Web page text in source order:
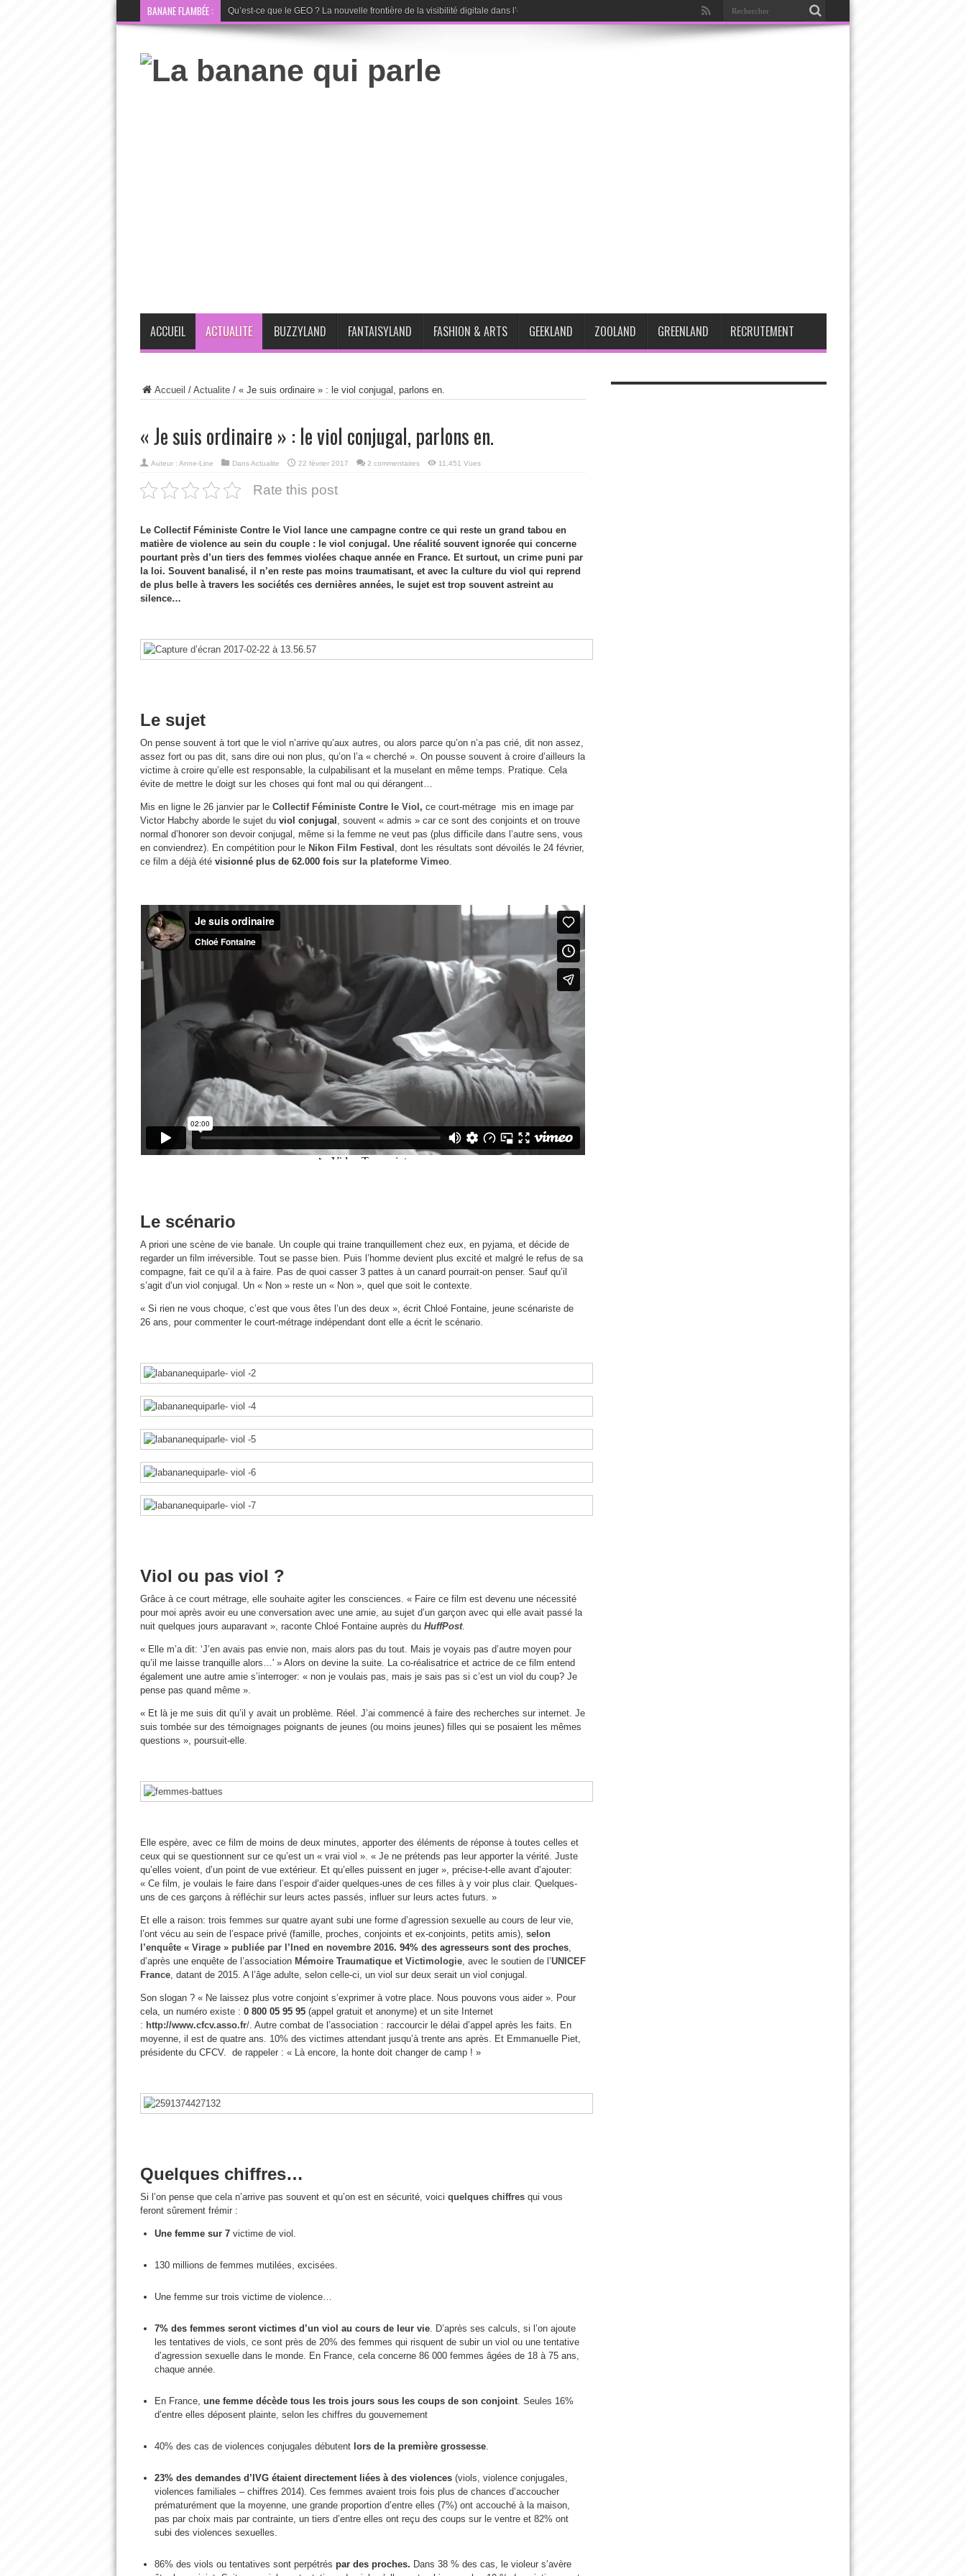
BANANE FLAMBÉE : Qu’est-ce que le GEO ? La nouvelle frontière de la visibilité digitale dans l’ère de l’intelligence artificielle
ACCUEIL ACTUALITE BUZZYLAND FANTAISYLAND FASHION & ARTS GEEKLAND ZOOLAND GREENLAND RECRUTEMENT
Accueil / Actualite/ « Je suis ordinaire » : le viol conjugal, parlons en.
« Je suis ordinaire » : le viol conjugal, parlons en.
Auteur : Anne-Line DansActualite 22 février 2017 2 commentaires 11,451 Vues
Rate this post
Le Collectif Féministe Contre le Viol lance une campagne contre ce qui reste un grand tabou en
matière de violence au sein du couple : le viol conjugal. Une réalité souvent ignorée qui concerne
pourtant près d’un tiers des femmes violées chaque année en France. Et surtout, un crime puni par
la loi. Souvent banalisé, il n’en reste pas moins traumatisant, et avec la culture du viol qui reprend
de plus belle à travers les sociétés ces dernières années, le sujet est trop souvent astreint au
silence…
Le sujet
On pense souvent à tort que le viol n’arrive qu’aux autres, ou alors parce qu’on n’a pas crié, dit non assez,
assez fort ou pas dit, sans dire oui non plus, qu’on l’a « cherché ». On pousse souvent à croire d’ailleurs la
victime à croire qu’elle est responsable, la culpabilisant et la muselant en même temps. Pratique. Cela
évite de mettre le doigt sur les choses qui font mal ou qui dérangent…
Mis en ligne le 26 janvier par le Collectif Féministe Contre le Viol , ce court-métrage mis en image par
Victor Habchy aborde le sujet du viol conjugal , souvent « admis » car ce sont des conjoints et on trouve
normal d’honorer son devoir conjugal, même si la femme ne veut pas (plus difficile dans l’autre sens, vous
en conviendrez). En compétition pour le Nikon Film Festival , dont les résultats sont dévoilés le 24 février,
ce film a déjà été visionné plus de 62.000 fois sur la plateforme Vimeo.
Le scénario
A priori une scène de vie banale. Un couple qui traine tranquillement chez eux, en pyjama, et décide de
regarder un film irréversible. Tout se passe bien. Puis l’homme devient plus excité et malgré le refus de sa
compagne, fait ce qu’il a à faire. Pas de quoi casser 3 pattes à un canard pourrait-on penser. Sauf qu’il
s’agit d’un viol conjugal. Un « Non » reste un « Non », quel que soit le contexte.
« Si rien ne vous choque, c’est que vous êtes l’un des deux », écrit Chloé Fontaine, jeune scénariste de
26 ans, pour commenter le court-métrage indépendant dont elle a écrit le scénario.
Viol ou pas viol ?
Grâce à ce court métrage, elle souhaite agiter les consciences. « Faire ce film est devenu une nécessité
pour moi après avoir eu une conversation avec une amie, au sujet d’un garçon avec qui elle avait passé la
nuit quelques jours auparavant », raconte Chloé Fontaine auprès du HuffPost.
« Elle m’a dit: ‘J’en avais pas envie non, mais alors pas du tout. Mais je voyais pas d’autre moyen pour
qu’il me laisse tranquille alors…' » Alors on devine la suite. La co-réalisatrice et actrice de ce film entend
également une autre amie s’interroger: « non je voulais pas, mais je sais pas si c’est un viol du coup? Je
pense pas quand même ».
« Et là je me suis dit qu’il y avait un problème. Réel. J’ai commencé à faire des recherches sur internet. Je
suis tombée sur des témoignages poignants de jeunes (ou moins jeunes) filles qui se posaient les mêmes
questions », poursuit-elle.
Elle espère, avec ce film de moins de deux minutes, apporter des éléments de réponse à toutes celles et
ceux qui se questionnent sur ce qu’est un « vrai viol ». « Je ne prétends pas leur apporter la vérité. Juste
qu’elles voient, d’un point de vue extérieur. Et qu’elles puissent en juger », précise-t-elle avant d’ajouter:
« Ce film, je voulais le faire dans l’espoir d’aider quelques-unes de ces filles à y voir plus clair. Quelques-
uns de ces garçons à réfléchir sur leurs actes passés, influer sur leurs actes futurs. »
Et elle a raison: trois femmes sur quatre ayant subi une forme d’agression sexuelle au cours de leur vie,
l’ont vécu au sein de l’espace privé (famille, proches, conjoints et ex-conjoints, petits amis), selon
l’enquête « Virage » publiée par l’Ined en novembre 2016. 94% des agresseurs sont des proches,
d’après une enquête de l’association Mémoire Traumatique et Victimologie, avec le soutien de l’UNICEF
France, datant de 2015. A l’âge adulte, selon celle-ci, un viol sur deux serait un viol conjugal.
Son slogan ? « Ne laissez plus votre conjoint s’exprimer à votre place. Nous pouvons vous aider ». Pour
cela, un numéro existe : 0 800 05 95 95 (appel gratuit et anonyme) et un site Internet
: http://www.cfcv.asso.fr/. Autre combat de l’association : raccourcir le délai d’appel après les faits. En
moyenne, il est de quatre ans. 10% des victimes attendant jusqu’à trente ans après. Et Emmanuelle Piet,
présidente du CFCV. de rappeler : « Là encore, la honte doit changer de camp ! »
Quelques chiffres…
Si l’on pense que cela n’arrive pas souvent et qu’on est en sécurité, voici quelques chiffres qui vous
feront sûrement frémir :
Une femme sur 7victime de viol.
130 millions de femmes mutilées, excisées.
Une femme sur trois victime de violence…
7% des femmes seront victimes d’un viol au cours de leur vie. D’après ses calculs, si l’on ajoute
les tentatives de viols, ce sont près de 20% des femmes qui risquent de subir un viol ou une tentative
d’agression sexuelle dans le monde. En France, cela concerne 86 000 femmes âgées de 18 à 75 ans,
chaque année.
En France, une femme décède tous les trois jours sous les coups de son conjoint. Seules 16%
d’entre elles déposent plainte, selon les chiffres du gouvernement
40% des cas de violences conjugales débutent lors de la première grossesse.
23% des demandes d’IVG étaient directement liées à des violences(viols, violence conjugales,
violences familiales – chiffres 2014). Ces femmes avaient trois fois plus de chances d’accoucher
prématurément que la moyenne, une grande proportion d’entre elles (7%) ont accouché à la maison,
pas par choix mais par contrainte, un tiers d’entre elles ont reçu des coups sur le ventre et 82% ont
subi des violences sexuelles.
86% des viols ou tentatives sont perpétrés par des proches. Dans 38 % des cas, le violeur s’avère